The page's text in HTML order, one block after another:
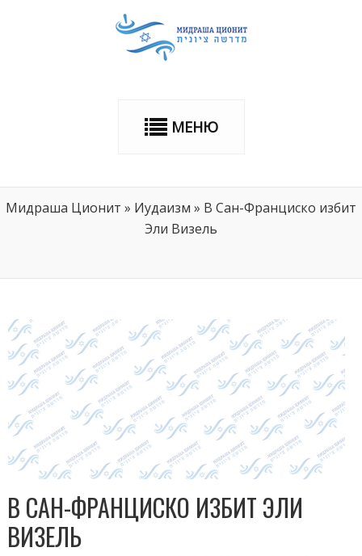
МЕНЮ
Мидраша Ционит » Иудаизм » В Сан-Франциско избит
Эли Визель
В САН-ФРАНЦИСКО ИЗБИТ ЭЛИ
ВИЗЕЛЬ